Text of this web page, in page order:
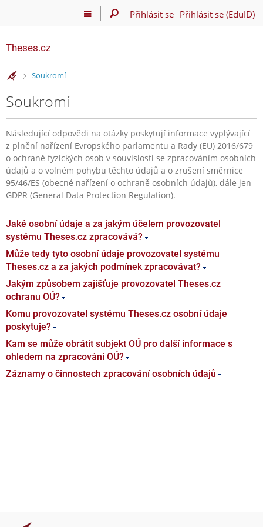
Přihlásit se Přihlásit se (EduID)
Theses.cz
>
Soukromí
Soukromí
Následující odpovědi na otázky poskytují informace vyplývající
z plnění nařízení Evropského parlamentu a Rady (EU) 2016/679
o ochraně fyzických osob v souvislosti se zpracováním osobních
údajů a o volném pohybu těchto údajů a o zrušení směrnice
95/46/ES (obecné nařízení o ochraně osobních údajů), dále jen
GDPR (General Data Protection Regulation).
Jaké osobní údaje a za jakým účelem provozovatel
systému Theses.cz zpracovává?
Může tedy tyto osobní údaje provozovatel systému
Theses.cz a za jakých podmínek zpracovávat?
Jakým způsobem zajišťuje provozovatel Theses.cz
ochranu OÚ?
Komu provozovatel systému Theses.cz osobní údaje
poskytuje?
Kam se může obrátit subjekt OÚ pro další informace s
ohledem na zpracování OÚ?
Záznamy o činnostech zpracování osobních údajů